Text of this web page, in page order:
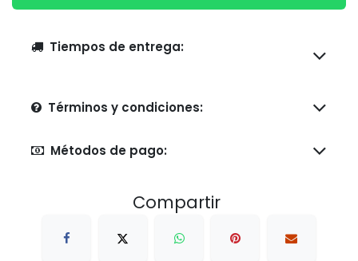
Tiempos de entrega:
Términos y condiciones:
Métodos de pago:
Compartir